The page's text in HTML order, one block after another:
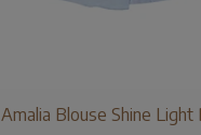
Amalia Blouse Shine Light